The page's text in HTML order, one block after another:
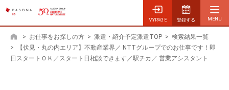
MYPAGE 登録する
ホーム
> お仕事をお探しの方 > 派遣・紹介予定派遣TOP > 検索結果一覧
>
【伏見・丸の内エリア】不動産業界／ NTTグループでのお仕事です！即
日スタートＯＫ／スタート日相談できます／駅チカ／ 営業アシスタント